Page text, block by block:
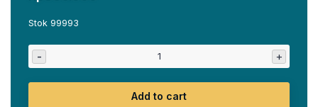
Stok 99993
- +
Add to cart